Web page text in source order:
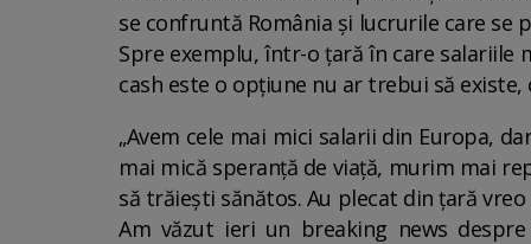
se confruntă România și lucrurile care se
Spre exemplu, într-o țară în care
cash este o opțiune nu ar trebui să existe,
„Avem cele mai mici salarii din Europa,
mai mică speranță de viață, murim mai
să trăiești sănătos. Au plecat din țară
Am văzut ieri un breaking news